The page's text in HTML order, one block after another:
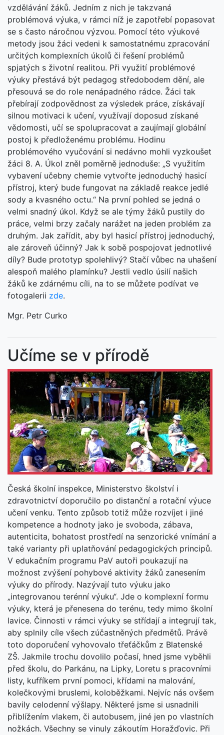
vzdělávání žáků. Jedním z nich je takzvaná
problémová výuka, v rámci níž je zapotřebí popasovat
se s často náročnou výzvou. Pomocí této výukové
metody jsou žáci vedeni k samostatnému zpracování
určitých komplexních úkolů či řešení problémů
spjatých s životní realitou. Při využití problémové
výuky přestává být pedagog středobodem dění, ale
přesouvá se do role nenápadného rádce. Žáci tak
přebírají zodpovědnost za výsledek práce, získávají
silnou motivaci k učení, využívají doposud získané
vědomosti, učí se spolupracovat a zaujímají globální
postoj k předloženému problému. Hodinu
problémového vyučování si nedávno mohli vyzkoušet
žáci 8. A. Úkol zněl poměrně jednoduše: „S využitím
vybavení učebny chemie vytvořte jednoduchý hasicí
přístroj, který bude fungovat na základě reakce jedlé
sody a kvasného octu.“ Na první pohled se jedná o
velmi snadný úkol. Když se ale týmy žáků pustily do
práce, velmi brzy začaly narážet na jeden problém za
druhým. Jak zařídit, aby byl hasicí přístroj jednoduchý,
ale zároveň účinný? Jak k sobě pospojovat jednotlivé
díly? Bude prototyp spolehlivý? Stačí vůbec na uhašení
alespoň malého plamínku? Jestli vedlo úsilí našich
žáků ke zdárnému cíli, na to se můžete podívat ve
fotogalerii zde.
Mgr. Petr Curko
Učíme se v přírodě
Česká školní inspekce, Ministerstvo školství i
zdravotnictví doporučilo po distanční a rotační výuce
učení venku. Tento způsob totiž může rozvíjet i jiné
kompetence a hodnoty jako je svoboda, zábava,
autenticita, bohatost prostředí na senzorické vnímání a
také varianty při uplatňování pedagogických principů.
V edukačním programu PaV autoři poukazují na
možnost zvýšení pohybové aktivity žáků zanesením
výuky do přírody. Nazývají tuto výuku jako
„integrovanou terénní výuku“. Jde o komplexní formu
výuky, která je přenesena do terénu, tedy mimo školní
lavice. Činnosti v rámci výuky se střídají a integrují tak,
aby splnily cíle všech zúčastněných předmětů. Právě
toto doporučení vyhovovalo třeťáčkům z Blatenské
ZŠ. Jakmile trochu dovolilo počasí, hned jsme vyběhli
před školu, do Parkánu, na Lipky, Loretu s pracovními
listy, kufříkem první pomoci, křídami na malování,
kolečkovými bruslemi, koloběžkami. Nejvíc nás ovšem
bavily celodenní výšlapy. Některé jsme si usnadnili
přiblížením vlakem, či autobusem, jiné jen po vlastních
nožkách. Všechny se vinuly zákoutím Horažďovic. Při